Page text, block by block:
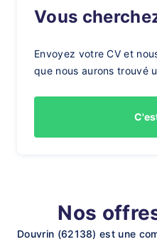
Vous
Envoyez votre CV et
que nous aurons trouvé
Nos
Douvrin (62138) est une